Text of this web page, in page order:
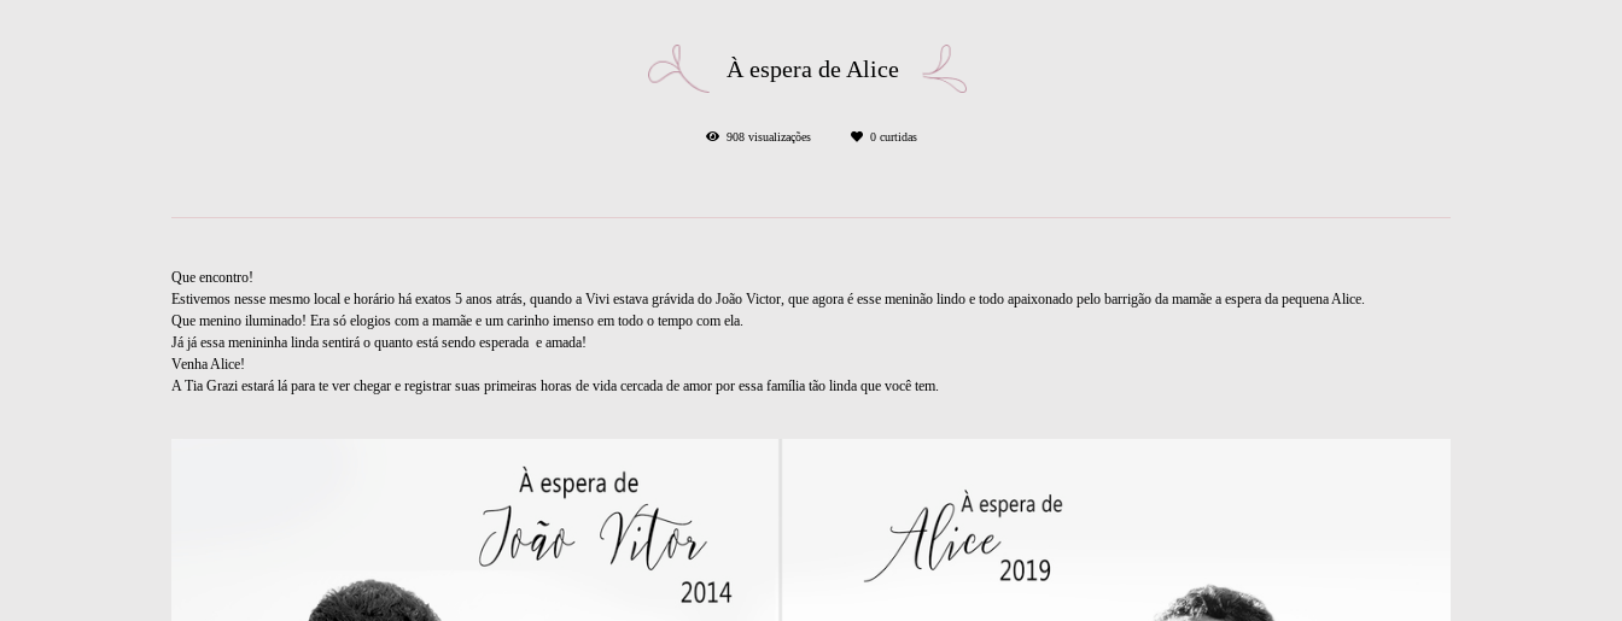
À espera de Alice
908visualizações 0curtidas
Que encontro!
Estivemos nesse mesmo local e horário há exatos 5 anos atrás, quando a Vivi estava grávida do João Victor, que agora é esse meninão lindo e todo apaixonado pelo barrigão da mamãe a espera da pequena Alice.
Que menino iluminado! Era só elogios com a mamãe e um carinho imenso em todo o tempo com ela.
Já já essa menininha linda sentirá o quanto está sendo esperada e amada!
Venha Alice!
A Tia Grazi estará lá para te ver chegar e registrar suas primeiras horas de vida cercada de amor por essa família tão linda que você tem.